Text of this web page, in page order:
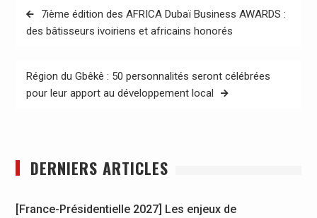
Navigation
de
7ième édition des AFRICA Dubaï Business AWARDS :
des bâtisseurs ivoiriens et africains honorés
Région du Gbêkê : 50 personnalités seront célébrées
pour leur apport au développement local
DERNIERS ARTICLES
[France-Présidentielle 2027] Les enjeux de